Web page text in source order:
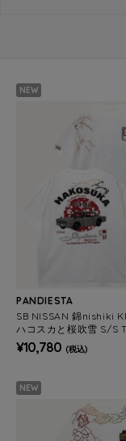
NEW
PANDIESTA
SB NISSAN 錦nishiki
ハコスカと桜吹雪 S/S
9 MENS/WOMENS)
¥10,780 (税込)
NEW